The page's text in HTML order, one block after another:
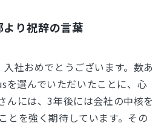
り祝辞の言葉
社おめでとうございます。数あ
を選んでいただいたことに、心
んには、3年後には会社の中核を
とを強く期待しています。その